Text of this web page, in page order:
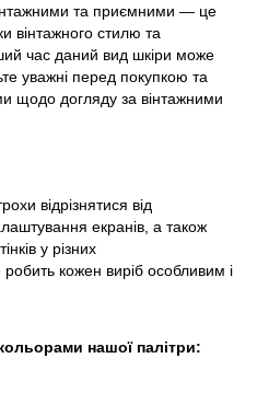
та приємними — це
вінтажного стилю та
час даний вид шкіри може
уважні перед покупкою та
щодо догляду за вінтажними
відрізнятися від
екранів, а також
у різних
кожен виріб особливим і
нашої палітри: